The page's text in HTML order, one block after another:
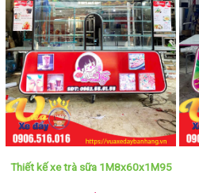
Thiết kế xe trà sữa 1M8x60x1M95